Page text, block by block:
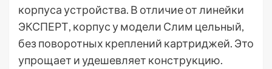
корпуса устройства. В отличие от линейки
ЭКСПЕРТ, корпус у модели Слим цельный,
без поворотных креплений картриджей. Это
упрощает и удешевляет конструкцию.